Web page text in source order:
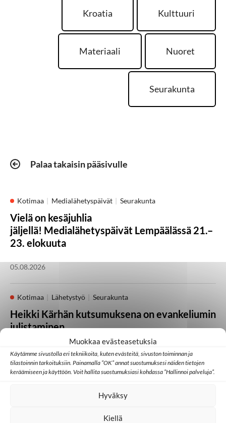
Muokkaa evästeasetuksia
Käytämme sivustolla eri tekniikoita, kuten evästeitä, sivuston toiminnan ja
tilastoinnin tarkoituksiin. Painamalla ”OK” annat suostumuksesi näiden tietojen
keräämiseen ja käyttöön. Voit hallita suostumuksiasi kohdassa ”Hallinnoi palveluja”.
Hyväksy
Kiellä
Kroatia Kulttuuri
Materiaali Nuoret
Seurakunta
Palaa takaisin pääsivulle
Kotimaa Medialähetyspäivät Seurakunta
Vielä on kesäjuhlia
jäljellä! Medialähetyspäivät Lempäälässä 21.–
23. elokuuta
05.08.2026
Kotimaa Lähetystyö Seurakunta
Heikki Kärhän kutsumuksena on evankeliumin
julistaminen
21.07.2026
Millainen kristillinen some toimii Aasiassa?